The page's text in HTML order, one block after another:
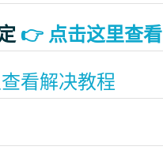
👉点击这里查看
看解决教程